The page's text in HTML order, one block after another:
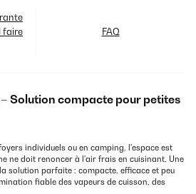
faire
FAQ
Solution compacte pour petites
individuels ou en camping, l'espace est
ne doit renoncer à l'air frais en cuisinant. Une
solution parfaite : compacte, efficace et peu
fiable des vapeurs de cuisson, des